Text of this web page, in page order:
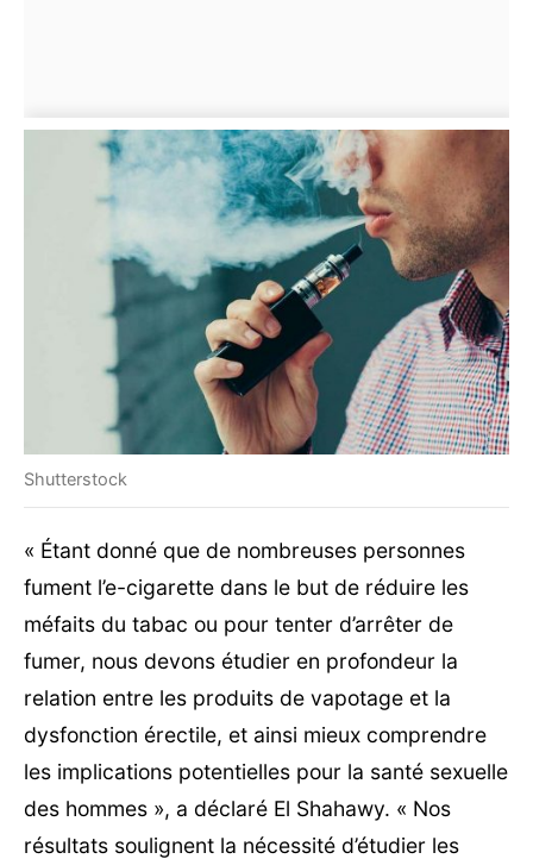
Shutterstock
« Étant donné que de nombreuses personnes
fument l’e-cigarette dans le but de réduire les
méfaits du tabac ou pour tenter d’arrêter de
fumer, nous devons étudier en profondeur la
relation entre les produits de vapotage et la
dysfonction érectile, et ainsi mieux comprendre
les implications potentielles pour la santé sexuelle
des hommes », a déclaré El Shahawy. « Nos
résultats soulignent la nécessité d’étudier les